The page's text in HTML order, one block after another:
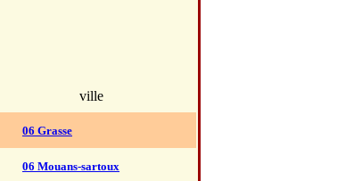
ville
06 Grasse
06 Mouans-sartoux